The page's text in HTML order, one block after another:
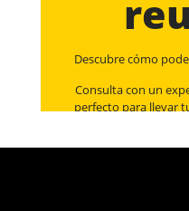
Descubre cómo
Consulta con un
perfecto para llevar